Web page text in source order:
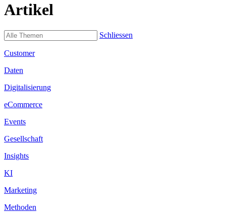
Artikel
Schliessen
Customer
Daten
Digitalisierung
eCommerce
Events
Gesellschaft
Insights
KI
Marketing
Methoden